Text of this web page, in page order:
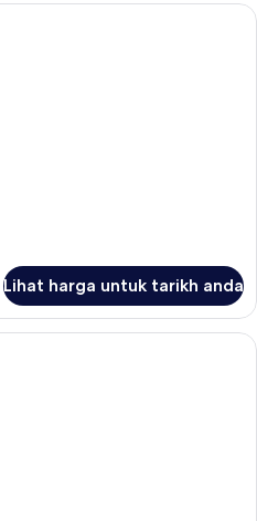
Bar mini, peti besi dalam bilik, meja,
Lihat harga untuk tarikh anda
Bar mini, peti besi dalam bilik, meja,